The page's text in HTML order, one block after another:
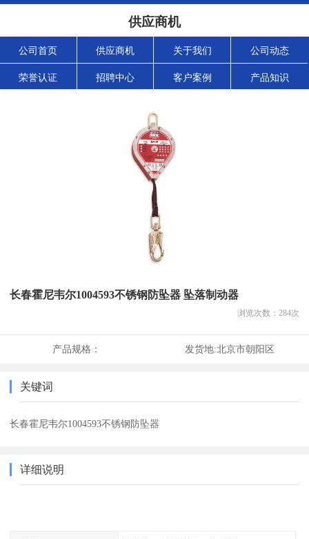
供应商机
公司首页 供应商机 关于我们 公司动态
荣誉认证 招聘中心 客户案例 产品知识
长春霍尼韦尔1004593不锈钢防坠器 坠落制动器
浏览次数： 284次
产品规格： 发货地:北京市朝阳区
关键词
长春霍尼韦尔1004593不锈钢防坠器
详细说明